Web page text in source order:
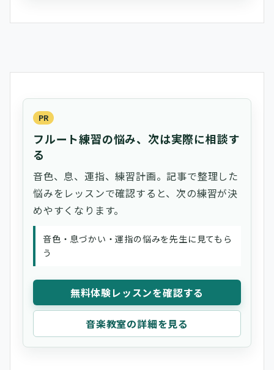
PR
フルート練習の悩み、次は実際に相談す
る
音色、息、運指、練習計画。記事で整理した
悩みをレッスンで確認すると、次の練習が決
めやすくなります。
音色・息づかい・運指の悩みを先生に見てもら
う
無料体験レッスンを確認する
音楽教室の詳細を見る